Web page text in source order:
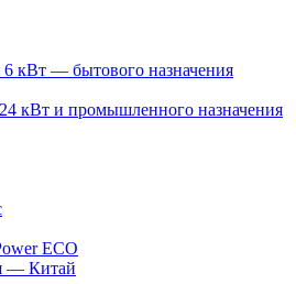
кВт — бытового назначения
кВт и промышленного назначения
ECO
— Китай